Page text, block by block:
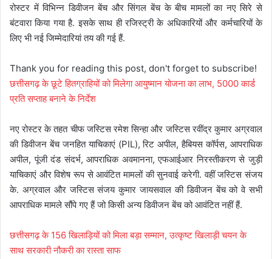
रोस्टर में विभिन्न डिवीजन बेंच और सिंगल बेंच के बीच मामलों का नए सिरे से
बंटवारा किया गया है. इसके साथ ही रजिस्ट्री के अधिकारियों और कर्मचारियों के
लिए भी नई जिम्मेदारियां तय की गई हैं.
Thank you for reading this post, don't forget to subscribe!
छत्तीसगढ़ के छूटे हितग्राहियों को मिलेगा आयुष्मान योजना का लाभ, 5000 कार्ड
प्रति सप्ताह बनाने के निर्देश
नए रोस्टर के तहत चीफ जस्टिस रमेश सिन्हा और जस्टिस रवींद्र कुमार अग्रवाल
की डिवीजन बेंच जनहित याचिकाएं (PIL), रिट अपील, हैबियस कॉर्पस, आपराधिक
अपील, पूंजी दंड संदर्भ, आपराधिक अवमानना, एफआईआर निरस्तीकरण से जुड़ी
याचिकाएं और विशेष रूप से आवंटित मामलों की सुनवाई करेगी. वहीं जस्टिस संजय
के. अग्रवाल और जस्टिस संजय कुमार जायसवाल की डिवीजन बेंच को वे सभी
आपराधिक मामले सौंपे गए हैं जो किसी अन्य डिवीजन बेंच को आवंटित नहीं हैं.
छत्तीसगढ़ के 156 खिलाड़ियों को मिला बड़ा सम्मान, उत्कृष्ट खिलाड़ी चयन के
साथ सरकारी नौकरी का रास्ता साफ